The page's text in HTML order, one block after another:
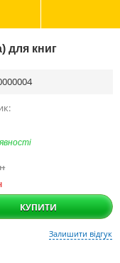
для книг
КУПИТИ
Залишити відгук